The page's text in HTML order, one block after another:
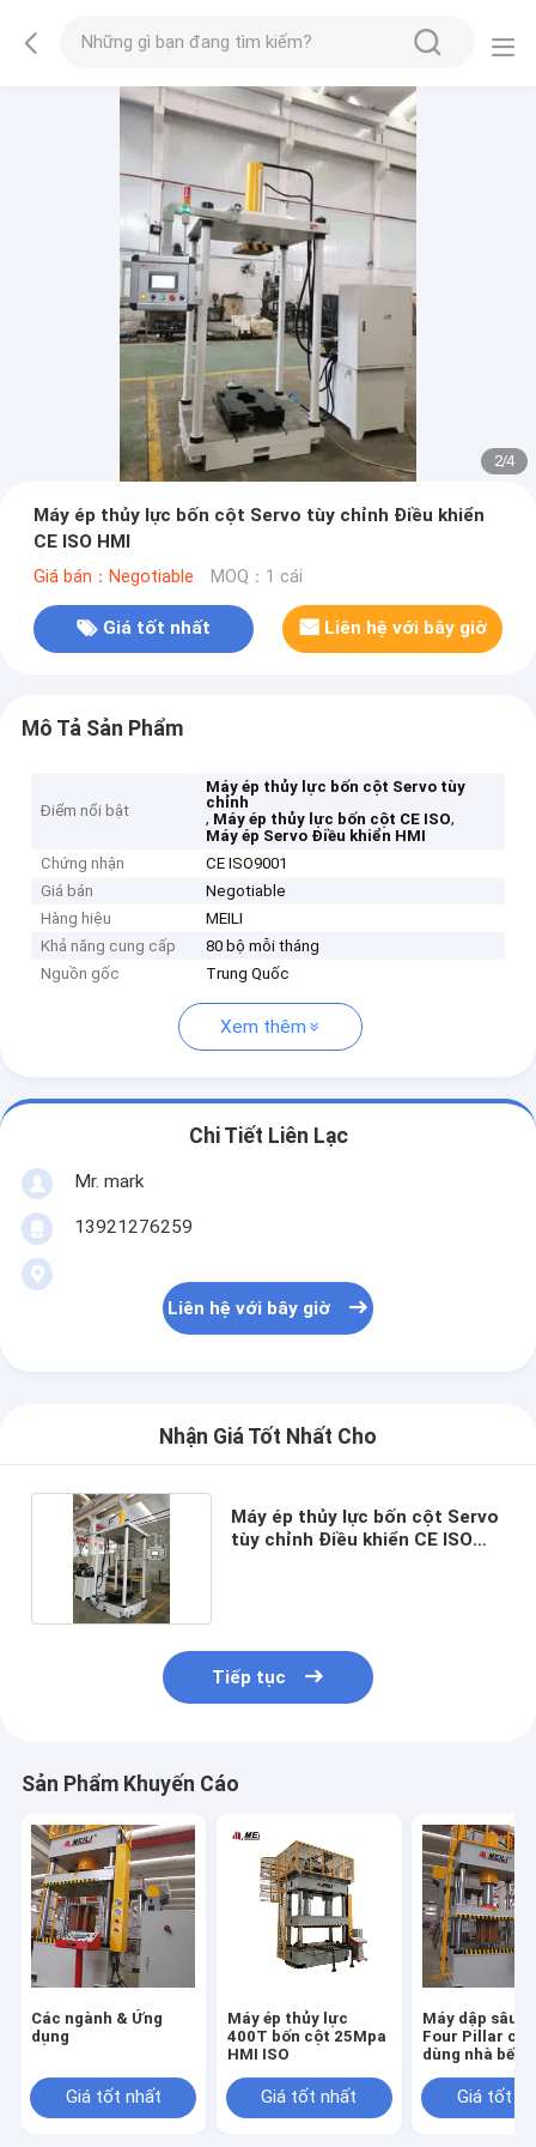
2/4
Máy ép thủy lực bốn cột Servo tùy chỉnh Điều khiển
CE ISO HMI
Giá bán：Negotiable MOQ：1 cái
Giá tốt nhất Liên hệ với bây giờ
Mô Tả Sản Phẩm
Điểm nổi bật
Máy ép thủy lực bốn cột Servo tùy
chỉnh
, Máy ép thủy lực bốn cột CE ISO,
Máy ép Servo Điều khiển HMI
Chứng nhận
CE ISO9001
Giá bán
Negotiable
Hàng hiệu
MEILI
Khả năng cung cấp
80 bộ mỗi tháng
Nguồn gốc
Trung Quốc
Xem thêm
Chi Tiết Liên Lạc
Mr. mark
13921276259
Liên hệ với bây giờ
Nhận Giá Tốt Nhất Cho
Máy ép thủy lực bốn cột Servo
tùy chỉnh Điều khiển CE ISO
Tiếp tục
Sản Phẩm Khuyến Cáo
Các ngành & Ứng
dụng
Giá tốt nhất
Máy ép thủy lực
400T bốn cột 25Mpa
HMI ISO
Giá tốt nhất
Máy dập sâu
Four Pillar
dùng nhà bếp
Giá tốt